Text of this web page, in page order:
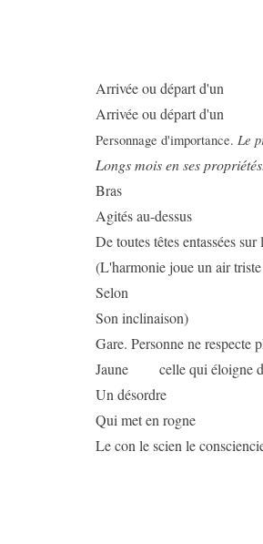
Arrivée ou départ d'un
Arrivée ou départ d'un
Personnage d'importance. Le
Longs mois en ses
Bras
Agités au-dessus
De toutes têtes entassées
(L'harmonie joue un air
Selon
Son inclinaison)
Gare. Personne ne respecte
Jaune celle qui éloigne
Un désordre
Qui met en rogne
Le con le scien le